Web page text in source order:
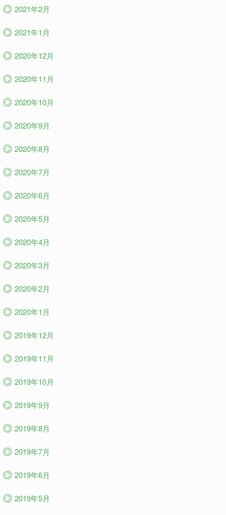
2021年2月
2021年1月
2020年12月
2020年11月
2020年10月
2020年9月
2020年8月
2020年7月
2020年6月
2020年5月
2020年4月
2020年3月
2020年2月
2020年1月
2019年12月
2019年11月
2019年10月
2019年9月
2019年8月
2019年7月
2019年6月
2019年5月